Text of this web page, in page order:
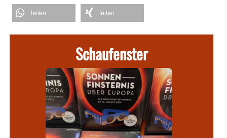
teilen teilen
Schaufenster